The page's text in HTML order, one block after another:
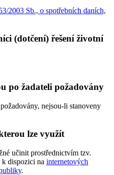
2003 Sb., o spotřebních daních,
(dotčení) řešení životní
po žadateli požadovány
nejsou-li stanoveny
lze využít
učinit prostřednictvím tzv.
dispozici na internetových
.